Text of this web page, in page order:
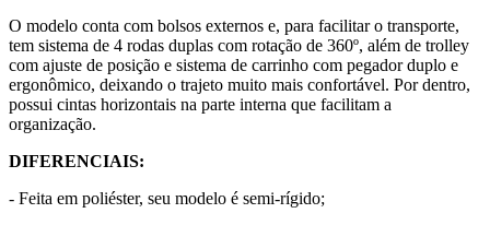
O modelo conta com bolsos externos e, para facilitar o transporte,
tem sistema de 4 rodas duplas com rotação de 360º, além de trolley
com ajuste de posição e sistema de carrinho com pegador duplo e
ergonômico, deixando o trajeto muito mais confortável. Por dentro,
possui cintas horizontais na parte interna que facilitam a
organização.
DIFERENCIAIS:
- Feita em poliéster, seu modelo é semi-rígido;